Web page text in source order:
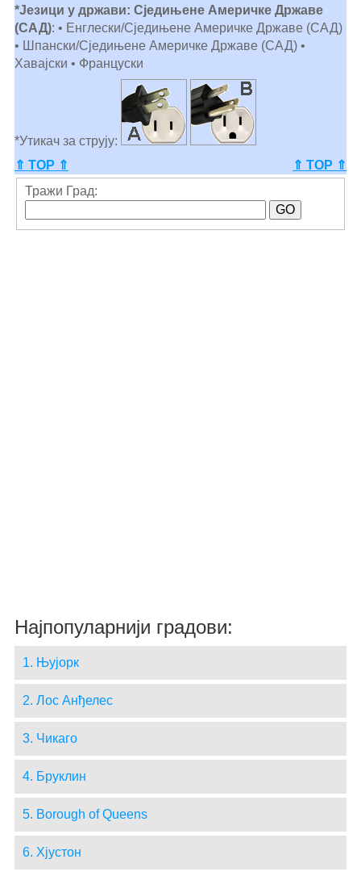
*Језици у држави: Сједињене Америчке Државе
(САД): • Енглески/Сједињене Америчке Државе (САД)
• Шпански/Сједињене Америчке Државе (САД) •
Хавајски • Француски
*Утикач за струју:
⇑ TOP ⇑
⇑ TOP ⇑
Тражи Град:
Најпопуларнији градови:
1. Њујорк
2. Лос Анђелес
3. Чикаго
4. Бруклин
5. Borough of Queens
6. Хјустон